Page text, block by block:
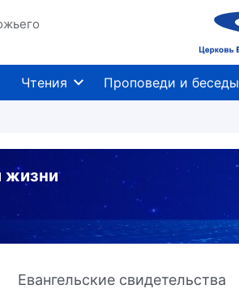
Чтения Проповеди и беседы
жизни
Евангельские свидетельства